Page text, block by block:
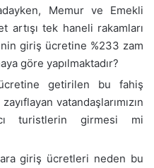
Memur ve Emekli
artışı tek haneli rakamları
giriş ücretine %233 zam
göre yapılmaktadır?
getirilen bu fahiş
vatandaşlarımızın
turistlerin girmesi mi
giriş ücretleri neden bu